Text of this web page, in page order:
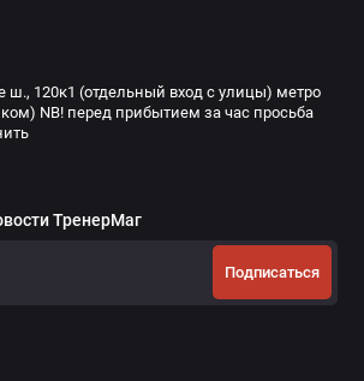
ш., 120к1 (отдельный вход с улицы) метро
NB! перед прибытием за час просьба
ТренерМаг
Подписаться